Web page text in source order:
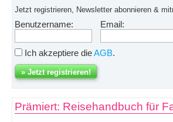
Jetzt registrieren, Newsletter abonnieren &
Benutzername: Email:
Ich akzeptiere dieAGB.
Prämiert: Reisehandbuch für